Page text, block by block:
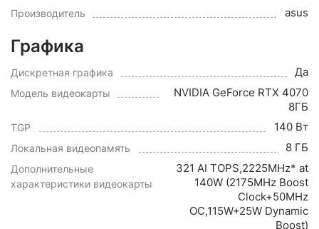
Производитель asus
Графика
Дискретная графика Да
Модель видеокарты
NVIDIA GeForce RTX 4070
8ГБ
TGP 140 Вт
Локальная видеопамять 8 ГБ
Дополнительные
характеристики видеокарты
321 AI TOPS,2225MHz* at
140W (2175MHz Boost
Clock+50MHz
OC,115W+25W Dynamic
Boost)